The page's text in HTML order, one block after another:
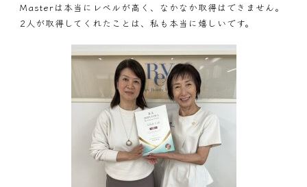
Masterは本当にレベルが高く、なかなか取得はできません。
2人が取得してくれたことは、私も本当に嬉しいです。